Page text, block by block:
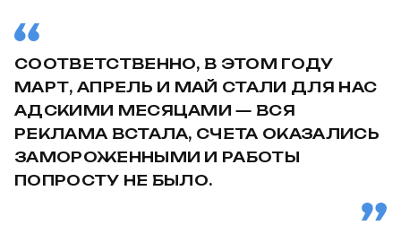
СООТВЕТСТВЕННО, В ЭТОМ ГОДУ
МАРТ, АПРЕЛЬ И МАЙ СТАЛИ ДЛЯ НАС
АДСКИМИ МЕСЯЦАМИ — ВСЯ
РЕКЛАМА ВСТАЛА, СЧЕТА ОКАЗАЛИСЬ
ЗАМОРОЖЕННЫМИ И РАБОТЫ
ПОПРОСТУ НЕ БЫЛО.